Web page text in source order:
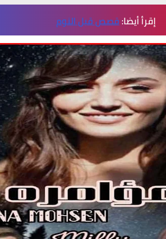
إقرأ أيضا:قصص قبل النوم